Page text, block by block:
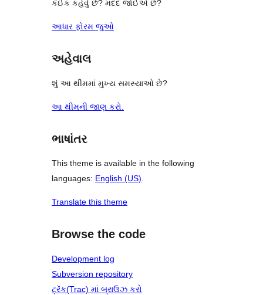
કંઈક કહેવું છે? મદદ જોઈએ છે?
આધાર ફોરમ જુઓ
અહેવાલ
શું આ થીમમાં મુખ્ય સમસ્યાઓ છે?
આ થીમની જાણ કરો.
ભાષાંતર
This theme is available in the following
languages: English (US).
Translate this theme
Browse the code
Development log
Subversion repository
ટ્રૅક(Trac) માં બ્રાઉઝ કરો